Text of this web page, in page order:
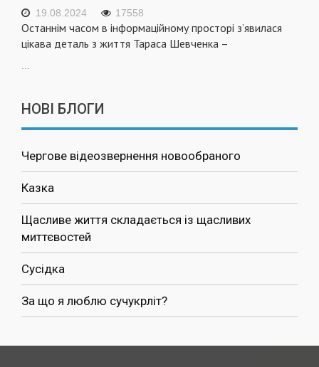
19.08.2024 17558
Останнім часом в інформаційному просторі з’явилася
цікава деталь з життя Тараса Шевченка –
НОВІ БЛОГИ
Чергове відеозвернення новообраного
Казка
Щасливе життя складається із щасливих
миттєвостей
Сусідка
За що я люблю сучукрліт?